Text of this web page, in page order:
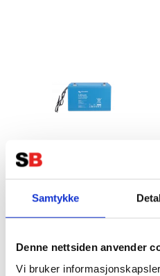
Samtykke
Denne nettsiden anvender
Vi bruker
VICTRON Lithium
12,8V/100Ah
Tillverkare:VICTRON